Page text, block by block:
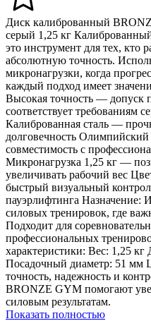
Диск калиброванный
серый 1,25 кг
это инструмент для тех, кто
абсолютную точность.
микронагрузки, когда
каждый подход имеет
Высокая точность — допуск
соответствует требованиям
Калиброванная сталь —
долговечность
совместимость с
Микронагрузка 1,25 кг —
увеличивать рабочий вес
быстрый визуальный
пауэрлифтинга Назначение:
силовых тренировок, где
Подходит для
профессиональных
характеристики: Вес: 1,25
Посадочный диаметр: 51 мм
точность, надежность и
BRONZE GYM помогают
силовым результатам.
Показать полностью